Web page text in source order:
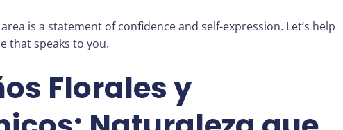
is a statement of confidence and self-expression. Let’s help
that speaks to you.
Florales y